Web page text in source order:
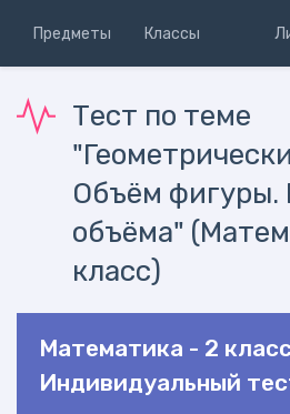
Предметы Классы
Тест по теме
Объём
объёма"
класс)
Математика - 2
Индивидуальный